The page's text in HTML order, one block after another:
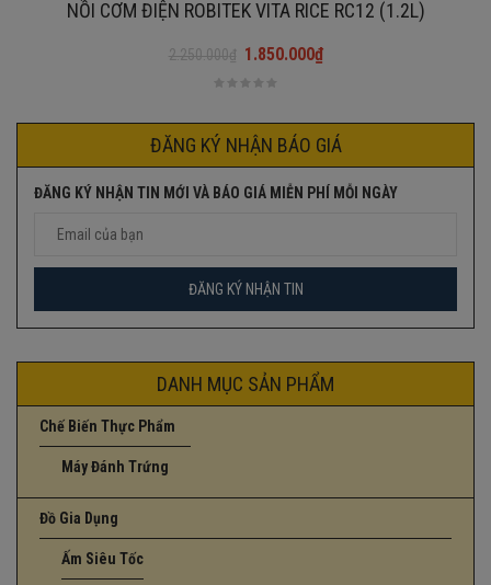
NỒI CƠM ĐIỆN ROBITEK VITA RICE RC12 (1.2L)
2.250.000₫ 1.850.000₫
ĐĂNG KÝ NHẬN BÁO GIÁ
ĐĂNG KÝ NHẬN TIN MỚI VÀ BÁO GIÁ MIỄN PHÍ MỖI NGÀY
DANH MỤC SẢN PHẨM
Chế Biến Thực Phẩm
Máy Đánh Trứng
Đồ Gia Dụng
Ấm Siêu Tốc